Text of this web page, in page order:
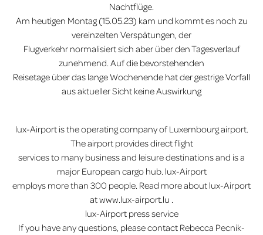
Nachtflüge.
Am heutigen Montag (15.05.23) kam und kommt es noch zu
vereinzelten Verspätungen, der
Flugverkehr normalisiert sich aber über den Tagesverlauf
zunehmend. Auf die bevorstehenden
Reisetage über das lange Wochenende hat der gestrige Vorfall
aus aktueller Sicht keine Auswirkung
lux-Airport is the operating company of Luxembourg airport.
The airport provides direct flight
services to many business and leisure destinations and is a
major European cargo hub. lux-Airport
employs more than 300 people. Read more about lux-Airport
at www.lux-airport.lu .
lux-Airport press service
If you have any questions, please contact Rebecca Pecnik-